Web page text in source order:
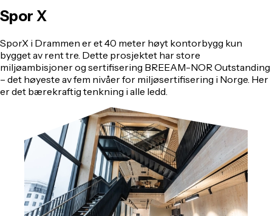
Spor X
SporX i Drammen er et 40 meter høyt kontorbygg kun
bygget av rent tre. Dette prosjektet har store
miljøambisjoner og sertifisering BREEAM-NOR Outstanding
– det høyeste av fem nivåer for miljøsertifisering i Norge. Her
er det bærekraftig tenkning i alle ledd.